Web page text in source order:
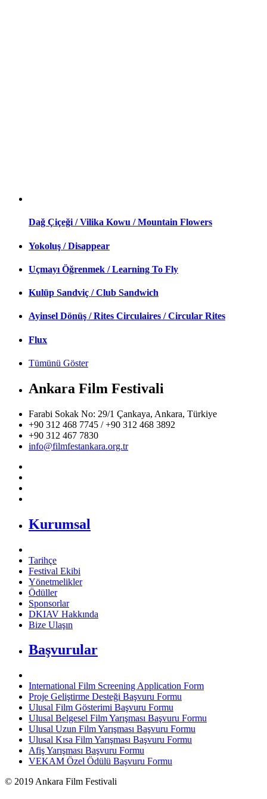
Dağ Çiçeği / Vilika Kowu / Mountain Flowers
Yokoluş / Disappear
Uçmayı Öğrenmek / Learning To Fly
Kulüp Sandviç / Club Sandwich
Ayinsel Dönüş / Rites Circulaires / Circular Rites
Flux
Tümünü Göster
Ankara Film Festivali
Farabi Sokak No: 29/1 Çankaya, Ankara, Türkiye
+90 312 468 7745 / +90 312 468 3892
+90 312 467 7830
info@filmfestankara.org.tr
Kurumsal
Tarihçe
Festival Ekibi
Yönetmelikler
Ödüller
Sponsorlar
DKIAV Hakkında
Bize Ulaşın
Başvurular
International Film Screening Application Form
Proje Geliştirme Desteği Başvuru Formu
Ulusal Film Gösterimi Başvuru Formu
Ulusal Belgesel Film Yarışması Başvuru Formu
Ulusal Uzun Film Yarışması Başvuru Formu
Ulusal Kısa Film Yarışması Başvuru Formu
Afiş Yarışması Başvuru Formu
VEKAM Özel Ödülü Başvuru Formu
© 2019 Ankara Film Festivali